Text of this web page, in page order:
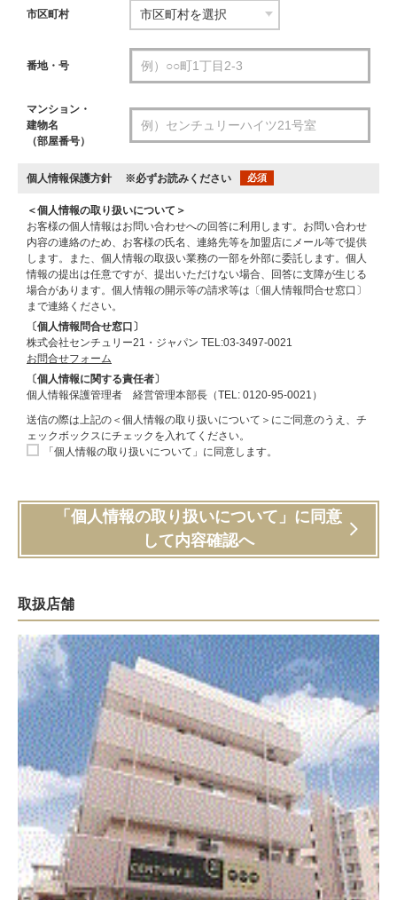
市区町村
番地・号
マンション・
建物名
（部屋番号）
個人情報保護方針 ※必ずお読みください 必須
＜個人情報の取り扱いについて＞
お客様の個人情報はお問い合わせへの回答に利用します。お問い合わせ
内容の連絡のため、お客様の氏名、連絡先等を加盟店にメール等で提供
します。また、個人情報の取扱い業務の一部を外部に委託します。個人
情報の提出は任意ですが、提出いただけない場合、回答に支障が生じる
場合があります。個人情報の開示等の請求等は〔個人情報問合せ窓口〕
まで連絡ください。
〔個人情報問合せ窓口〕
株式会社センチュリー21・ジャパン TEL:03-3497-0021
お問合せフォーム
〔個人情報に関する責任者〕
個人情報保護管理者 経営管理本部長（TEL: 0120-95-0021）
送信の際は上記の＜個人情報の取り扱いについて＞にご同意のうえ、チ
ェックボックスにチェックを入れてください。
「個人情報の取り扱いについて」に同意します。
「個人情報の取り扱いについて」に同意
して内容確認へ
取扱店舗